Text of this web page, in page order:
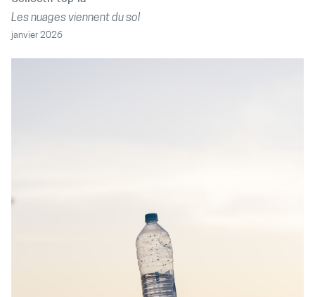
Les nuages viennent du sol
janvier 2026